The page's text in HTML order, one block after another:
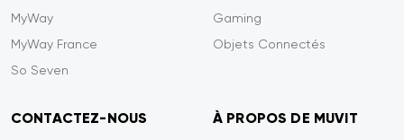
MyWay
MyWay France
So Seven
Gaming
Objets Connectés
CONTACTEZ-NOUS À PROPOS DE MUVIT